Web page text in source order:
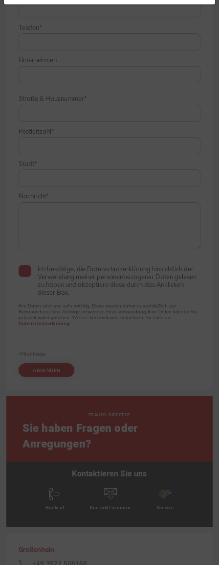
Telefon
Unternehmen
Straße & Hausnummer
Postleitzahl
Stadt
Nachricht
Ich bestätige, die Datenschutzerklärung hinsichtlich der
Verwendung meiner personenbezogener Daten gelesen
zu haben und akzeptiere diese durch das Anklicken
dieser Box.
Ihre Daten sind uns sehr wichtig. Diese werden daher ausschließlich zur
Beantwortung Ihrer Anfrage verwendet. Einer Verwendung Ihrer Daten können Sie
jederzeit widersprechen. Weitere Informationen entnehmen Sie bitte der
Datenschutzerklärung
ABSENDEN
*Pflichtfelder
TRAILER-DIRECT.DE
Sie haben Fragen oder
Anregungen?
Kontaktieren Sie uns
Rückruf Kontaktformular Service
Großenhain
+49 3522 508168